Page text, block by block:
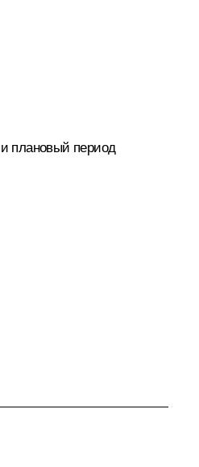
плановый период